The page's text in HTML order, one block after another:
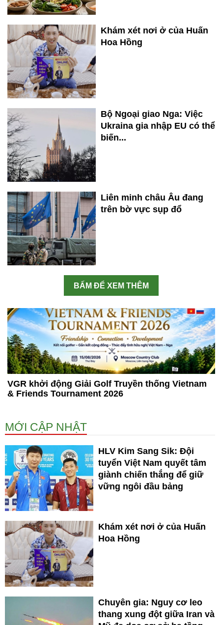
Khám xét nơi ở của Huấn
Hoa Hồng
Bộ Ngoại giao Nga: Việc
Ukraina gia nhập EU có thể
biến...
Liên minh châu Âu đang
trên bờ vực sụp đổ
BẤM ĐỂ XEM THÊM
VGR khởi động Giải Golf Truyền thống Vietnam
& Friends Tournament 2026
MỚI CẬP NHẬT
HLV Kim Sang Sik: Đội
tuyển Việt Nam quyết tâm
giành chiến thắng để giữ
vững ngôi đầu bảng
Khám xét nơi ở của Huấn
Hoa Hồng
Chuyên gia: Nguy cơ leo
thang xung đột giữa Iran và